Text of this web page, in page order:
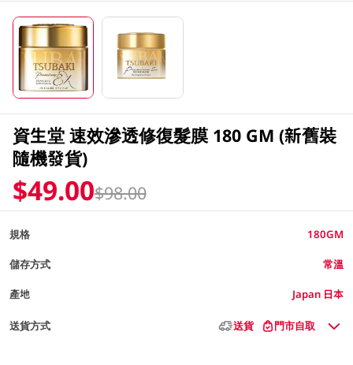
資生堂 速效滲透修復髮膜 180 GM (新舊裝
隨機發貨)
$49.00$98.00
規格 180GM
儲存方式 常溫
產地 Japan 日本
送貨方式 送貨 門市自取